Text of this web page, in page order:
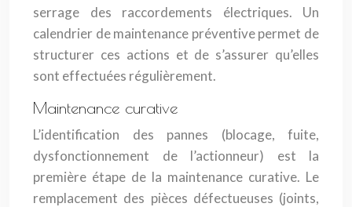
serrage des raccordements électriques. Un
calendrier de maintenance préventive permet de
structurer ces actions et de s’assurer qu’elles
sont effectuées régulièrement.
Maintenance curative
L’identification des pannes (blocage, fuite,
dysfonctionnement de l’actionneur) est la
première étape de la maintenance curative. Le
remplacement des pièces défectueuses (joints,